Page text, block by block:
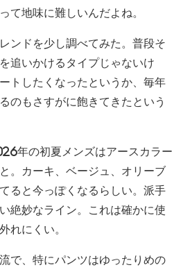
て地味に難しいんだよね。
ンドを少し調べてみた。普段そ
追いかけるタイプじゃないけ
トしたくなったというか、毎年
のもさすがに飽きてきたという
年の初夏メンズはアースカラー
。カーキ、ベージュ、オリーブ
ると今っぽくなるらしい。派手
絶妙なライン。これは確かに使
れにくい。
で、特にパンツはゆったりめの